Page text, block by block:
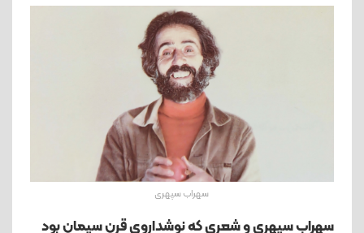
سهراب سپهری
سهراب سپهری و شعری که نوشداروی قرن سیمان بود